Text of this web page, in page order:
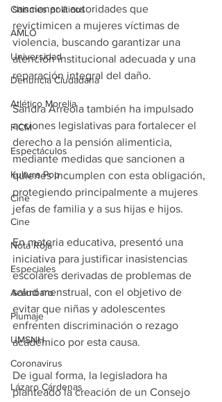
Chismes políticos
AMLO
Universidad
Denuncia Ciudadana
Atlético Morelia
FICM
Espectáculos
Kultura Pop
Cine
Cine
Nota Roja
Especiales
Acámbaro
Plumaje
UMSNH
Coronavirus
Lázaro Cárdenas
sancionar a autoridades que
revictimicen a mujeres víctimas de
violencia, buscando garantizar una
atención institucional adecuada y una
reparación integral del daño.
Sandra Arreola también ha impulsado
acciones legislativas para fortalecer el
derecho a la pensión alimenticia,
mediante medidas que sancionen a
quienes incumplen con esta obligación,
protegiendo principalmente a mujeres
jefas de familia y a sus hijas e hijos.
En materia educativa, presentó una
iniciativa para justificar inasistencias
escolares derivadas de problemas de
salud menstrual, con el objetivo de
evitar que niñas y adolescentes
enfrenten discriminación o rezago
académico por esta causa.
De igual forma, la legisladora ha
planteado la creación de un Consejo